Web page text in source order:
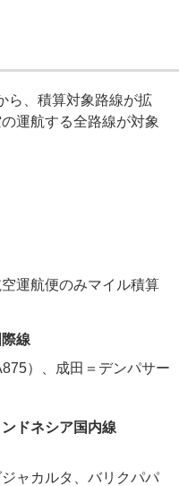
ら、積算対象路線が拡
運航する全路線が対象
運航便のみマイル積算
線
）、成田＝デンパサー
ドネシア国内線
ャカルタ、バリクパパ